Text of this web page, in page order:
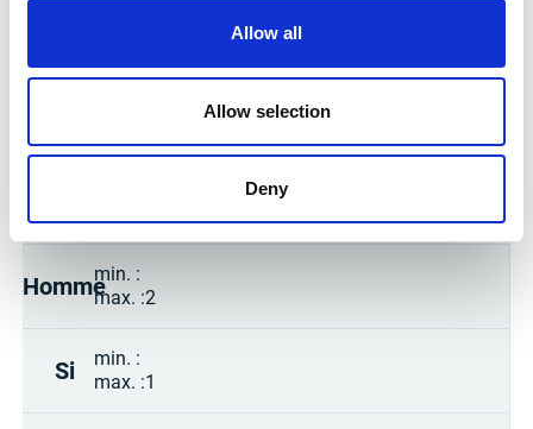
Allow all
Allow selection
Deny
facilité d'utilisation énoncées ci-dessus ne doivent pas
Les informations fournies sont fournies à titre indicatif et
sont basées sur les normes en vigueur. Cependant, nous
ne pouvons garantir l'exactitude des informations ou des
résultats obtenus lors du traitement ou de l'utilisation.
Hommemin. :
max. :2
Si
min. :
max. :1